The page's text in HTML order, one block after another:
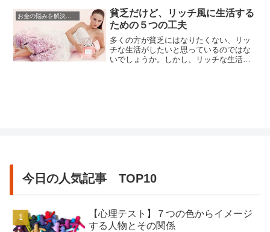
たがお金持ちになれない最大の原因かも
しれません。「思い込み」というもの
は、実はあなどれないパワーを持ってい
ます。思い込んでいること＝現状維持...
お金の悩みを解決する方法
貧乏だけど、リッチ風に生活する
ための５つの工夫
多くの方が貧乏にはなりたくない、リッ
チな生活がしたいと思っているのではな
いでしょうか。しかし、リッチな生活を
今日の人気記事 TOP10
【心理テスト】７つの色からイメージ
する人物とその関係